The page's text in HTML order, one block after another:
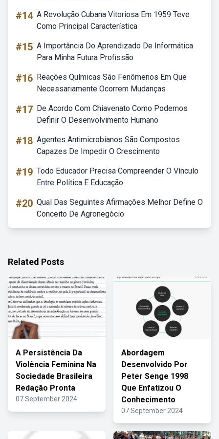
#14 A Revolução Cubana Vitoriosa Em 1959 Teve
Como Principal Característica
#15 A Importância Do Aprendizado De Informática
Para Minha Futura Profissão
#16 Reações Químicas São Fenômenos Em Que
Necessariamente Ocorrem Mudanças
#17 De Acordo Com Chiavenato Como Podemos
Definir O Desenvolvimento Humano
#18 Agentes Antimicrobianos São Compostos
Capazes De Impedir O Crescimento
#19 Todo Educador Precisa Compreender O Vínculo
Entre Política E Educação
#20 Qual Das Seguintes Afirmações Melhor Define O
Conceito De Agronegócio
Related Posts
A Persistência Da
Violência Feminina Na
Sociedade Brasileira
Redação Pronta
07 September 2024
Abordagem
Desenvolvido Por
Peter Senge 1998
Que Enfatizou O
Conhecimento
07 September 2024